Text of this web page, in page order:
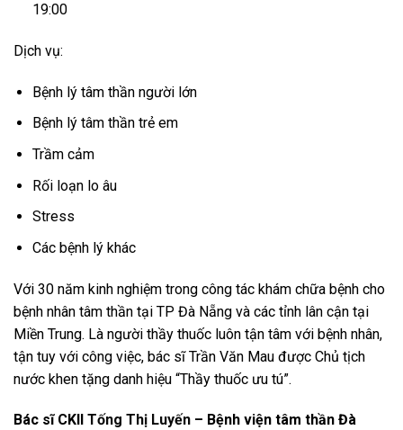
19:00
Dịch vụ:
Bệnh lý tâm thần người lớn
Bệnh lý tâm thần trẻ em
Trầm cảm
Rối loạn lo âu
Stress
Các bệnh lý khác
Với 30 năm kinh nghiệm trong công tác khám chữa bệnh cho
bệnh nhân tâm thần tại TP Đà Nẵng và các tỉnh lân cận tại
Miền Trung. Là người thầy thuốc luôn tận tâm với bệnh nhân,
tận tuy với công việc, bác sĩ Trần Văn Mau được Chủ tịch
nước khen tặng danh hiệu “Thầy thuốc ưu tú”.
Bác sĩ CKII Tống Thị Luyến – Bệnh viện tâm thần Đà